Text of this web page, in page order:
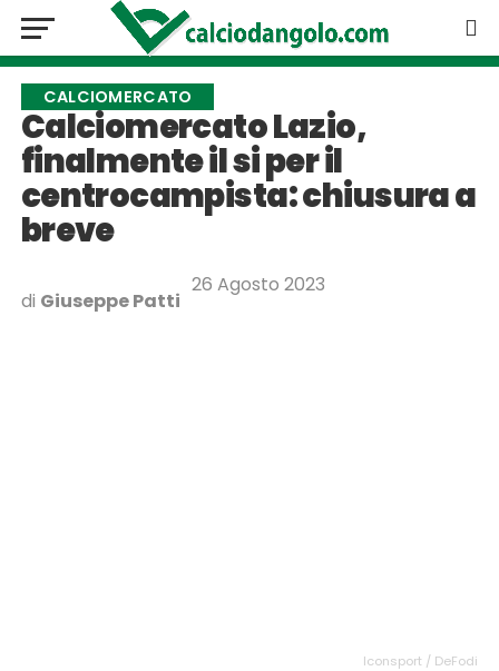
CALCIOMERCATO
Calciomercato Lazio,
finalmente il si per il
centrocampista: chiusura a
breve
di Giuseppe Patti
26 Agosto 2023
Iconsport / DeFodi